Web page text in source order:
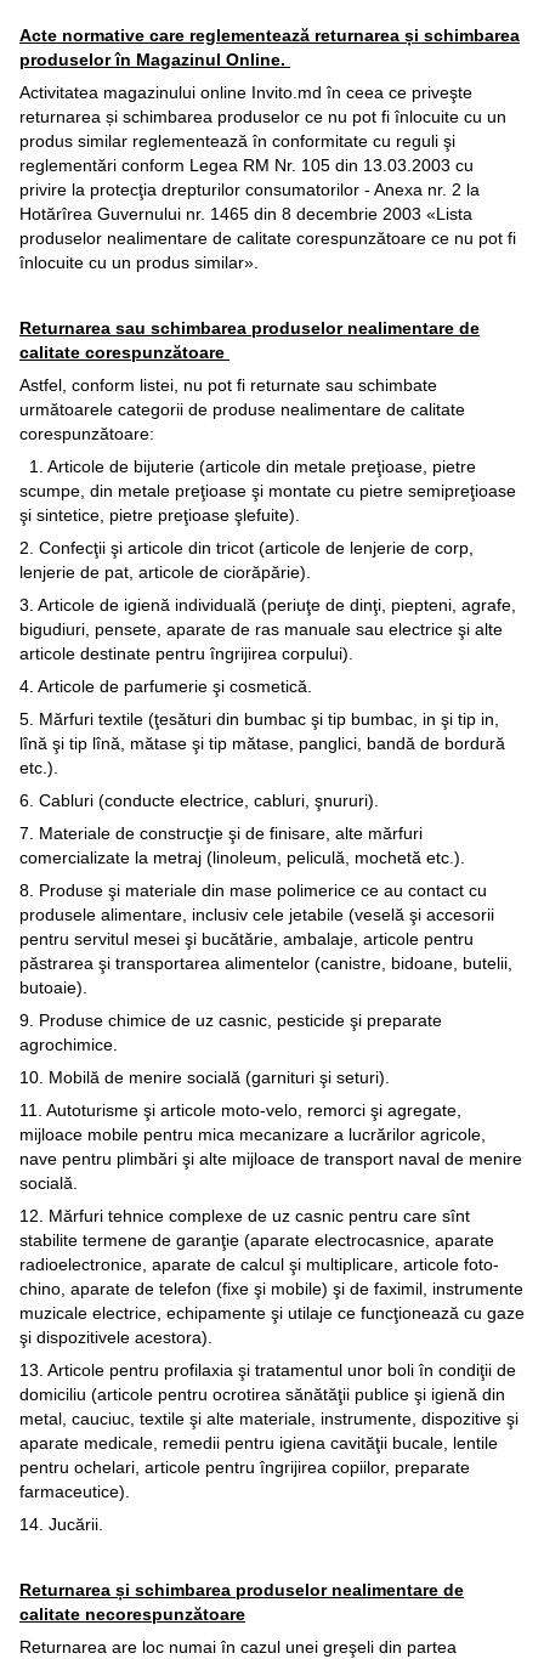
Acte normative care reglementează returnarea și schimbarea
produselor în Magazinul Online.
Activitatea magazinului online Invito.md în ceea ce priveşte
returnarea și schimbarea produselor ce nu pot fi înlocuite cu un
produs similar reglementează în conformitate cu reguli şi
reglementări conform Legea RM Nr. 105 din 13.03.2003 cu
privire la protecţia drepturilor consumatorilor - Anexa nr. 2 la
Hotărîrea Guvernului nr. 1465 din 8 decembrie 2003 «Lista
produselor nealimentare de calitate corespunzătoare ce nu pot fi
înlocuite cu un produs similar».
Returnarea sau schimbarea produselor nealimentare de
calitate corespunzătoare
Astfel, conform listei, nu pot fi returnate sau schimbate
următoarele categorii de produse nealimentare de calitate
corespunzătoare:
1. Articole de bijuterie (articole din metale preţioase, pietre
scumpe, din metale preţioase şi montate cu pietre semipreţioase
şi sintetice, pietre preţioase şlefuite).
2. Confecţii şi articole din tricot (articole de lenjerie de corp,
lenjerie de pat, articole de ciorăpărie).
3. Articole de igienă individuală (periuţe de dinţi, piepteni, agrafe,
bigudiuri, pensete, aparate de ras manuale sau electrice şi alte
articole destinate pentru îngrijirea corpului).
4. Articole de parfumerie şi cosmetică.
5. Mărfuri textile (ţesături din bumbac şi tip bumbac, in şi tip in,
lînă şi tip lînă, mătase şi tip mătase, panglici, bandă de bordură
etc.).
6. Cabluri (conducte electrice, cabluri, şnururi).
7. Materiale de construcţie şi de finisare, alte mărfuri
comercializate la metraj (linoleum, peliculă, mochetă etc.).
8. Produse şi materiale din mase polimerice ce au contact cu
produsele alimentare, inclusiv cele jetabile (veselă şi accesorii
pentru servitul mesei şi bucătărie, ambalaje, articole pentru
păstrarea şi transportarea alimentelor (canistre, bidoane, butelii,
butoaie).
9. Produse chimice de uz casnic, pesticide şi preparate
agrochimice.
10. Mobilă de menire socială (garnituri şi seturi).
11. Autoturisme şi articole moto-velo, remorci şi agregate,
mijloace mobile pentru mica mecanizare a lucrărilor agricole,
nave pentru plimbări şi alte mijloace de transport naval de menire
socială.
12. Mărfuri tehnice complexe de uz casnic pentru care sînt
stabilite termene de garanţie (aparate electrocasnice, aparate
radioelectronice, aparate de calcul şi multiplicare, articole foto-
chino, aparate de telefon (fixe şi mobile) şi de faximil, instrumente
muzicale electrice, echipamente şi utilaje ce funcţionează cu gaze
şi dispozitivele acestora).
13. Articole pentru profilaxia şi tratamentul unor boli în condiţii de
domiciliu (articole pentru ocrotirea sănătăţii publice şi igienă din
metal, cauciuc, textile şi alte materiale, instrumente, dispozitive şi
aparate medicale, remedii pentru igiena cavităţii bucale, lentile
pentru ochelari, articole pentru îngrijirea copiilor, preparate
farmaceutice).
14. Jucării.
Returnarea și schimbarea produselor nealimentare de
calitate necorespunzătoare
Returnarea are loc numai în cazul unei greşeli din partea